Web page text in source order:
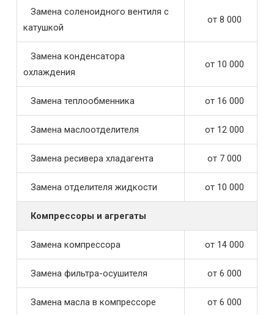
Замена соленоидного вентиля с
катушкой
от 8 000
Замена конденсатора
охлаждения
от 10 000
Замена теплообменника от 16 000
Замена маслоотделителя от 12 000
Замена ресивера хладагента от 7 000
Замена отделителя жидкости от 10 000
Компрессоры и агрегаты
Замена компрессора от 14 000
Замена фильтра-осушителя от 6 000
Замена масла в компрессоре от 6 000